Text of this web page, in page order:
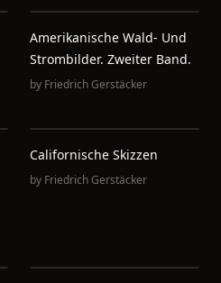
Amerikanische Wald- Und
Strombilder. Zweiter Band.
by Friedrich Gerstäcker
Californische Skizzen
by Friedrich Gerstäcker